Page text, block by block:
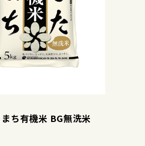
ち有機米 BG無洗米